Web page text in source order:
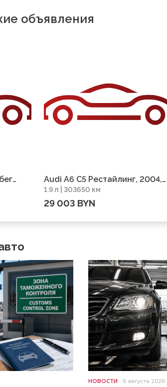
объявления
Audi A6 C5 Рестайлинг, 2004,
пробег 303650 км
1.9 л | 303650 км
29 003 BYN
НОВОСТИ 6 августа 2026